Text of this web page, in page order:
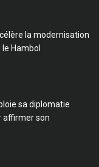
la modernisation
Hambol
sa diplomatie
affirmer son